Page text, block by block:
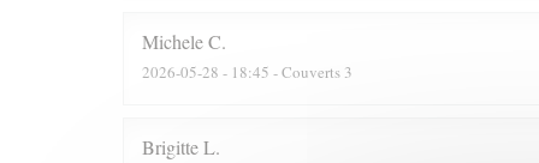
MicheleC
2026-05-28 - 18:45 - Couverts 3
BrigitteL